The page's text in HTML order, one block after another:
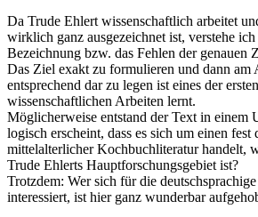
Da Trude Ehlert wissenschaftlich arbeitet
wirklich ganz ausgezeichnet ist, verstehe
Bezeichnung bzw. das Fehlen der genauen
Das Ziel exakt zu formulieren und dann am
entsprechend dar zu legen ist eines der
wissenschaftlichen Arbeiten lernt.
Möglicherweise entstand der Text in einem
logisch erscheint, dass es sich um einen
mittelalterlicher Kochbuchliteratur handelt,
Trude Ehlerts Hauptforschungsgebiet ist?
Trotzdem: Wer sich für die
interessiert, ist hier ganz wunderbar